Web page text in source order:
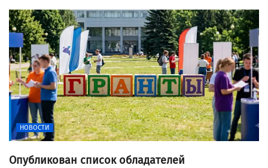
НОВОСТИ
Опубликован список обладателей